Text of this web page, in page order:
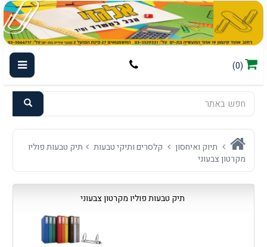
(0)
תיוק ואיחסון קלסרים ותיקי טבעות
תיק טבעות פוליו
מקרטון צבעוני
תיק טבעות פוליו מקרטון צבעוני